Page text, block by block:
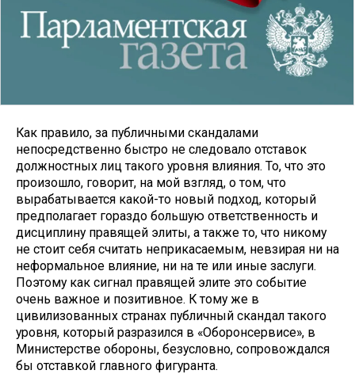
Как правило, за публичными скандалами
непосредственно быстро не следовало отставок
должностных лиц такого уровня влияния. То, что это
произошло, говорит, на мой взгляд, о том, что
вырабатывается какой-то новый подход, который
предполагает гораздо большую ответственность и
дисциплину правящей элиты, а также то, что никому
не стоит себя считать неприкасаемым, невзирая ни на
неформальное влияние, ни на те или иные заслуги.
Поэтому как сигнал правящей элите это событие
очень важное и позитивное. К тому же в
цивилизованных странах публичный скандал такого
уровня, который разразился в «Оборонсервисе», в
Министерстве обороны, безусловно, сопровождался
бы отставкой главного фигуранта.